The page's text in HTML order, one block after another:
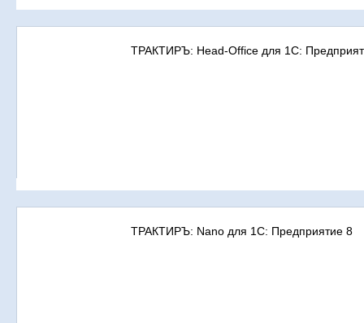
ТРАКТИРЪ: Head-Office для 1С:
ТРАКТИРЪ: Nano для 1С: Предприятие 8